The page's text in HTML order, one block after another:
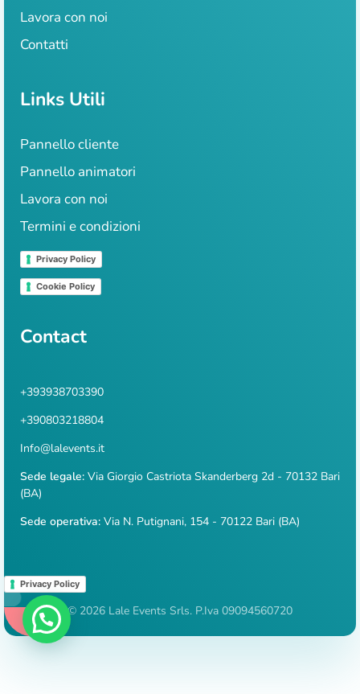
Lavora con noi
Contatti
Links Utili
Pannello cliente
Pannello animatori
Lavora con noi
Termini e condizioni
Privacy Policy
Cookie Policy
Contact
+393938703390
+390803218804
Info@lalevents.it
Sede legale: Via Giorgio Castriota Skanderberg 2d - 70132 Bari
(BA)
Sede operativa: Via N. Putignani, 154 - 70122 Bari (BA)
Privacy Policy
© 2026 Lale Events Srls. P.Iva 09094560720